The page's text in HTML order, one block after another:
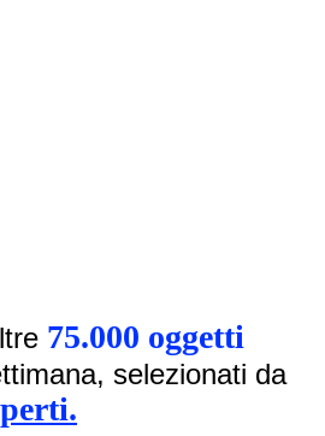
75.000 oggetti
selezionati da